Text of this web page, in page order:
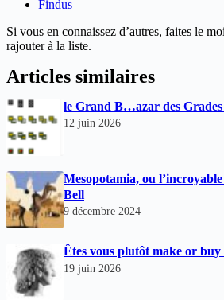
Findus
Si vous en connaissez d’autres, faites le
rajouter à la liste.
Articles similaires
le Grand B…azar des
12 juin 2026
Mesopotamia, ou
Bell
9 décembre 2024
Êtes vous plutôt make or buy
19 juin 2026